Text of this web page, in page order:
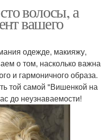
волосы, а
вашего
одежде, макияжу,
о том, насколько важна
и гармоничного образа.
той самой "Вишенкой на
до неузнаваемости!